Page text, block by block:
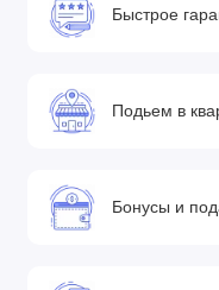
Быстрое
Подьем в
Бонусы и